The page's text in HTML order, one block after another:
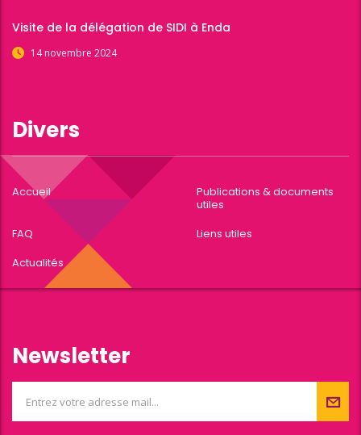
Visite de la délégation de SIDI à Enda
14 novembre 2024
Divers
Accueil
Publications & documents
utiles
FAQ
Liens utiles
Actualités
Newsletter